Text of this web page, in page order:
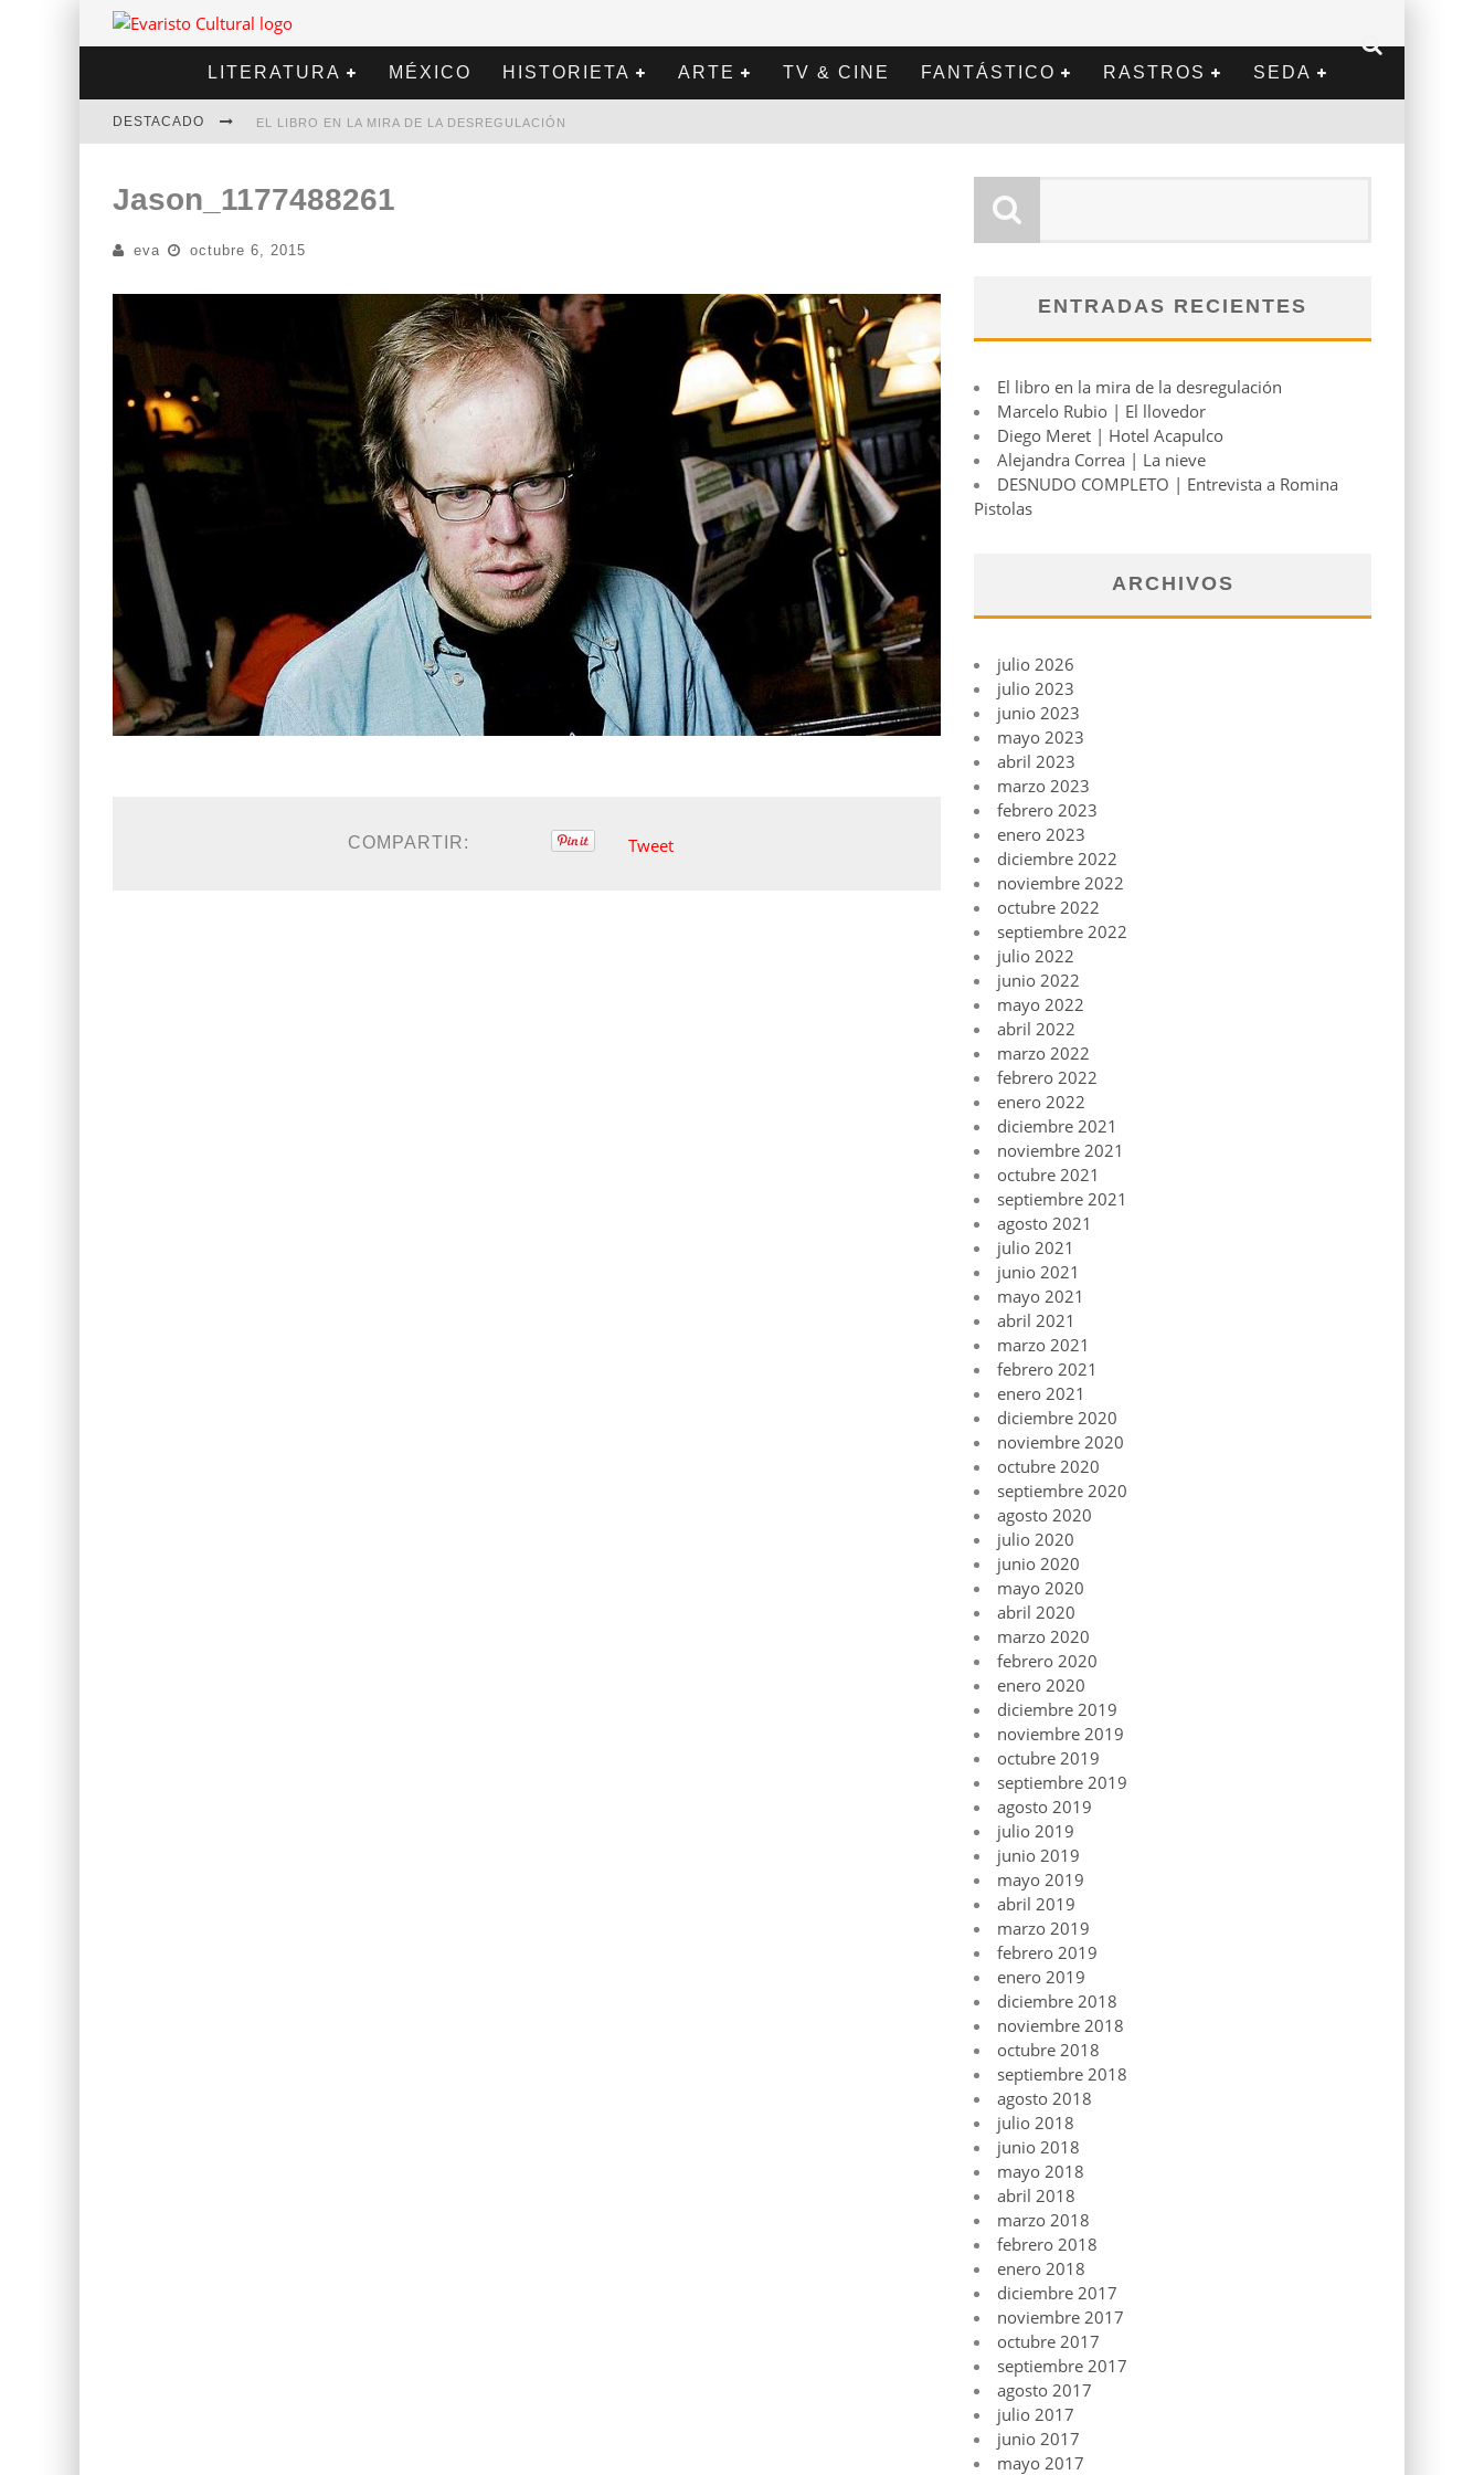
LITERATURA MÉXICO HISTORIETA ARTE TV & CINE FANTÁSTICO RASTROS SEDA
DESTACADO EL LIBRO EN LA MIRA DE LA DESREGULACIÓN
DIEGO MERET | HOTEL ACAPULCO
ALEJANDRA CORREA | LA NIEVE
Jason_1177488261
eva octubre 6, 2015
COMPARTIR: Tweet
ENTRADAS RECIENTES
El libro en la mira de la desregulación
Marcelo Rubio | El llovedor
Diego Meret | Hotel Acapulco
Alejandra Correa | La nieve
DESNUDO COMPLETO | Entrevista a Romina
Pistolas
ARCHIVOS
julio 2026
julio 2023
junio 2023
mayo 2023
abril 2023
marzo 2023
febrero 2023
enero 2023
diciembre 2022
noviembre 2022
octubre 2022
septiembre 2022
julio 2022
junio 2022
mayo 2022
abril 2022
marzo 2022
febrero 2022
enero 2022
diciembre 2021
noviembre 2021
octubre 2021
septiembre 2021
agosto 2021
julio 2021
junio 2021
mayo 2021
abril 2021
marzo 2021
febrero 2021
enero 2021
diciembre 2020
noviembre 2020
octubre 2020
septiembre 2020
agosto 2020
julio 2020
junio 2020
mayo 2020
abril 2020
marzo 2020
febrero 2020
enero 2020
diciembre 2019
noviembre 2019
octubre 2019
septiembre 2019
agosto 2019
julio 2019
junio 2019
mayo 2019
abril 2019
marzo 2019
febrero 2019
enero 2019
diciembre 2018
noviembre 2018
octubre 2018
septiembre 2018
agosto 2018
julio 2018
junio 2018
mayo 2018
abril 2018
marzo 2018
febrero 2018
enero 2018
diciembre 2017
noviembre 2017
octubre 2017
septiembre 2017
agosto 2017
julio 2017
junio 2017
mayo 2017